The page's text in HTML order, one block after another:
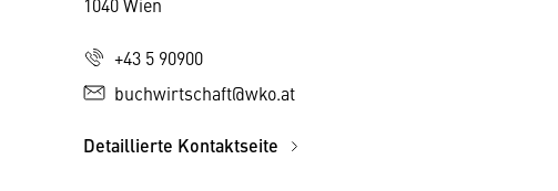
+43 5 90900
buchwirtschaft@wko.at
Detaillierte Kontaktseite